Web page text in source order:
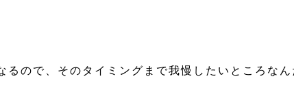
ので、そのタイミングまで我慢したいところなん